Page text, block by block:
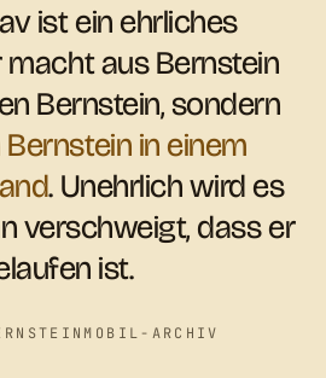
ist ein ehrliches
macht aus Bernstein
Bernstein, sondern
in einem
. Unehrlich wird es
verschweigt, dass er
ist.
ARCHIV